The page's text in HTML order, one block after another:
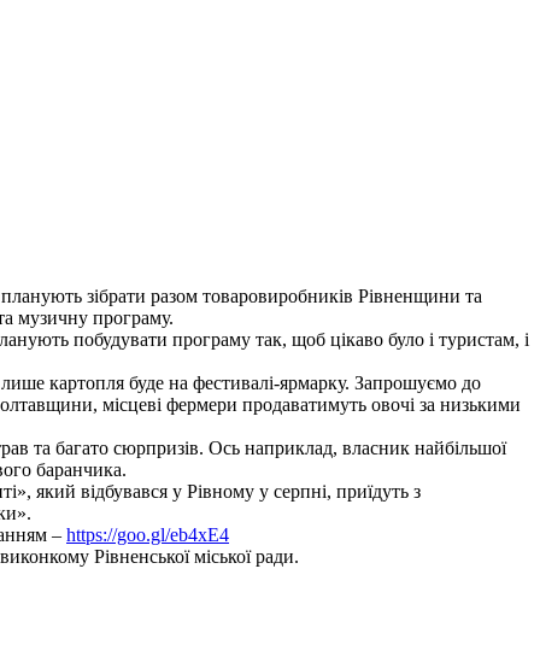
зібрати разом товаровиробників Рівненщини та
музичну програму.
побудувати програму так, щоб цікаво було і туристам, і
картопля буде на фестивалі-ярмарку. Запрошуємо до
місцеві фермери продаватимуть овочі за низькими
та багато сюрпризів. Ось наприклад, власник найбільшої
баранчика.
який відбувався у Рівному у серпні, приїдуть з
– https://goo.gl/eb4xE4
Рівненської міської ради.